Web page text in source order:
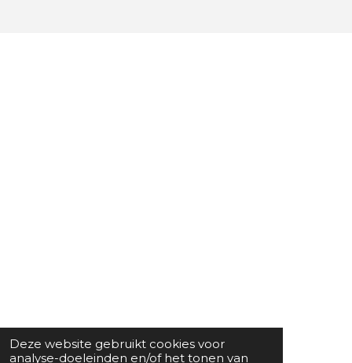
Deze website gebruikt cookies voor
analyse-doeleinden en/of het tonen van